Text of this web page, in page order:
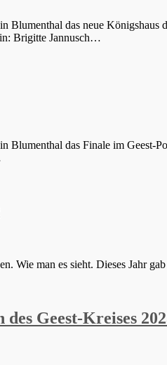
Blumenthal das neue Königshaus
Brigitte Jannusch…
Blumenthal das Finale im Geest-
Wie man es sieht. Dieses Jahr
Geest-Kreises